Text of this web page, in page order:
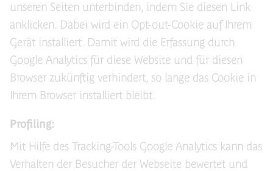
unseren Seiten unterbinden, indem Sie diesen Link
anklicken. Dabei wird ein Opt-out-Cookie auf Ihrem
Gerät installiert. Damit wird die Erfassung durch
Google Analytics für diese Website und für diesen
Browser zukünftig verhindert, so lange das Cookie in
Ihrem Browser installiert bleibt.
Profiling:
Mit Hilfe des Tracking-Tools Google Analytics kann das
Verhalten der Besucher der Webseite bewertet und